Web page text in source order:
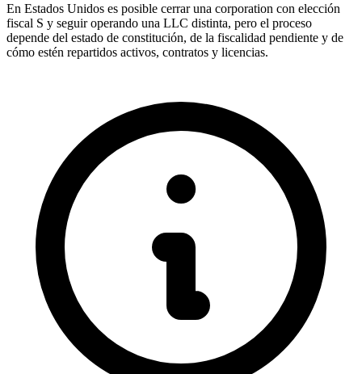
En Estados Unidos es posible cerrar una corporation con elección
fiscal S y seguir operando una LLC distinta, pero el proceso
depende del estado de constitución, de la fiscalidad pendiente y de
cómo estén repartidos activos, contratos y licencias.